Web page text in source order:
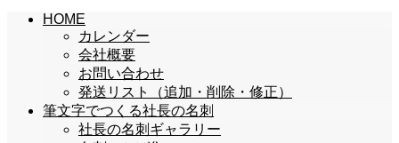
HOME
カレンダー
会社概要
お問い合わせ
発送リスト（追加・削除・修正）
筆文字でつくる社長の名刺
社長の名刺ギャラリー